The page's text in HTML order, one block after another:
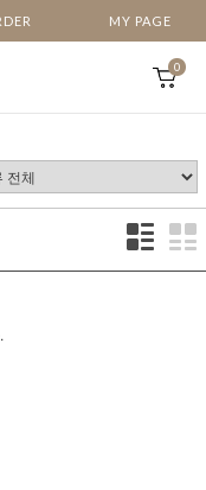
MY PAGE
0